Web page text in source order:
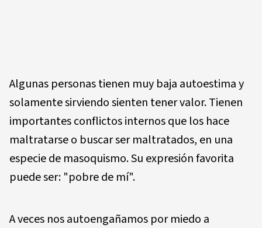
Algunas personas tienen muy baja autoestima y
solamente sirviendo sienten tener valor. Tienen
importantes conflictos internos que los hace
maltratarse o buscar ser maltratados, en una
especie de masoquismo. Su expresión favorita
puede ser: "pobre de mí".
A veces nos autoengañamos por miedo a